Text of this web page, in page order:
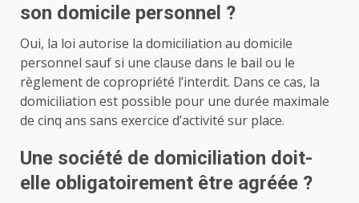
son domicile personnel ?
Oui, la loi autorise la domiciliation au domicile
personnel sauf si une clause dans le bail ou le
règlement de copropriété l’interdit. Dans ce cas, la
domiciliation est possible pour une durée maximale
de cinq ans sans exercice d’activité sur place.
Une société de domiciliation doit-
elle obligatoirement être agréée ?